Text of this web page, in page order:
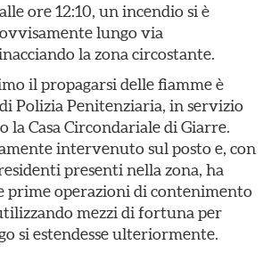
ore 12:10, un incendio si è
lungo via
la zona circostante.
il propagarsi delle fiamme è
Polizia Penitenziaria, in servizio
la Casa Circondariale di Giarre.
intervenuto sul posto e, con
presenti nella zona, ha
prime operazioni di contenimento
mezzi di fortuna per
si estendesse ulteriormente.